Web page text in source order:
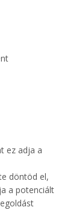
ez adja a
döntöd el,
a potenciált